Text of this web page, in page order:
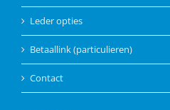
Leder opties
Betaallink (particulieren)
Contact